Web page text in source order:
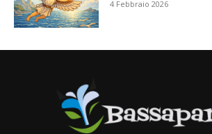
4 Febbraio 2026